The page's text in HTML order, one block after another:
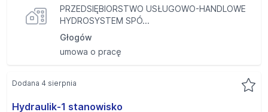
PRZEDSIĘBIORSTWO USŁUGOWO-HANDLOWE
HYDROSYSTEM SPÓ...
Głogów
umowa o pracę
Hydraulik-1 stanowisko
Dodana 4 sierpnia